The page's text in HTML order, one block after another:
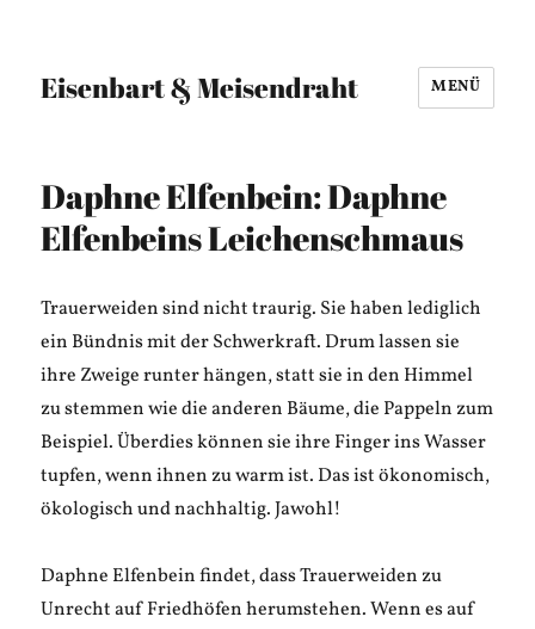
Eisenbart & Meisendraht MENÜ
Daphne Elfenbein: Daphne
Elfenbeins Leichenschmaus
Trauerweiden sind nicht traurig. Sie haben lediglich
ein Bündnis mit der Schwerkraft. Drum lassen sie
ihre Zweige runter hängen, statt sie in den Himmel
zu stemmen wie die anderen Bäume, die Pappeln zum
Beispiel. Überdies können sie ihre Finger ins Wasser
tupfen, wenn ihnen zu warm ist. Das ist ökonomisch,
ökologisch und nachhaltig. Jawohl!
Daphne Elfenbein findet, dass Trauerweiden zu
Unrecht auf Friedhöfen herumstehen. Wenn es auf